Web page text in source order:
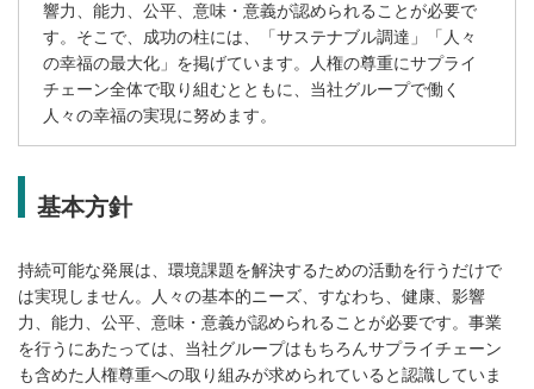
響力、能力、公平、意味・意義が認められることが必要で
す。そこで、成功の柱には、「サステナブル調達」「人々
の幸福の最大化」を掲げています。人権の尊重にサプライ
チェーン全体で取り組むとともに、当社グループで働く
人々の幸福の実現に努めます。
基本方針
持続可能な発展は、環境課題を解決するための活動を行うだけで
は実現しません。人々の基本的ニーズ、すなわち、健康、影響
力、能力、公平、意味・意義が認められることが必要です。事業
を行うにあたっては、当社グループはもちろんサプライチェーン
も含めた人権尊重への取り組みが求められていると認識していま